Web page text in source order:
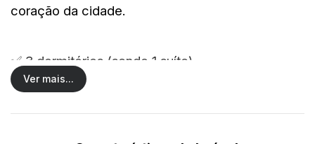
coração da cidade.
✅ 3 dormitórios (sendo 1 suíte)
✅ 3 banheiros
📐 110m² de área privativa | 240m² de área total
Ver mais...